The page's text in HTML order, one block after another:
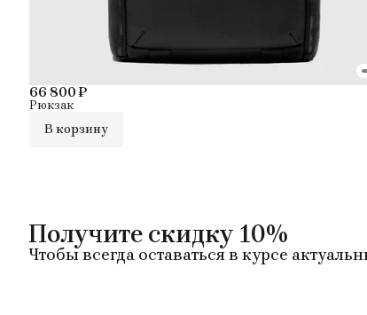
66 800 ₽
Рюкзак
В корзину
Получите скидку 10%
Чтобы всегда оставаться в курсе